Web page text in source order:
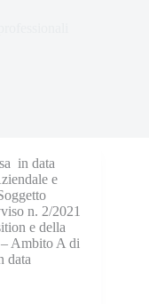
in data
e
n. 2/2021
e della
Ambito A di
data